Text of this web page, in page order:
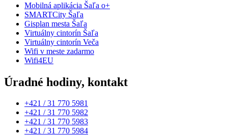
Mobilná aplikácia Šaľa o+
SMARTCity Šaľa
Gisplan mesta Šaľa
Virtuálny cintorín Šaľa
Virtuálny cintorín Veča
Wifi v meste zadarmo
Wifi4EU
Úradné hodiny, kontakt
+421 / 31 770 5981
+421 / 31 770 5982
+421 / 31 770 5983
+421 / 31 770 5984